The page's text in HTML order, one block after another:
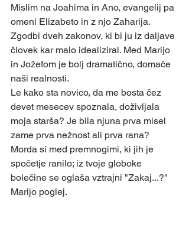
Mislim na Joahima in Ano, evangelij pa
omeni Elizabeto in z njo Zaharija.
Zgodbi dveh zakonov, ki bi ju iz daljave
človek kar malo idealiziral. Med Marijo
in Jožefom je bolj dramatično, domače
naši realnosti.
Le kako sta novico, da me bosta čez
devet mesecev spoznala, doživljala
moja starša? Je bila njuna prva misel
zame prva nežnost ali prva rana?
Morda si med premnogimi, ki jih je
spočetje ranilo; iz tvoje globoke
bolečine se oglaša vztrajni "Zakaj...?"
Marijo poglej.